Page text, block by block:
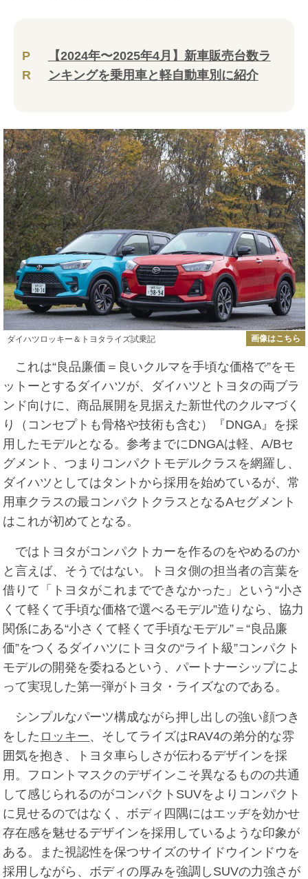
P
R
【2024年〜2025年4月】新車販売台数ラ
ンキングを乗用車と軽自動車別に紹介
ダイハツロッキー＆トヨタライズ試乗記 画像はこちら
これは“良品廉価＝良いクルマを手頃な価格で”をモ
ットーとするダイハツが、ダイハツとトヨタの両ブラ
ンド向けに、商品展開を見据えた新世代のクルマづく
り（コンセプトも骨格や技術も含む）『DNGA』を採
用したモデルとなる。参考までにDNGAは軽、A/Bセ
グメント、つまりコンパクトモデルクラスを網羅し、
ダイハツとしてはタントから採用を始めているが、常
用車クラスの最コンパクトクラスとなるAセグメント
はこれが初めてとなる。
ではトヨタがコンパクトカーを作るのをやめるのか
と言えば、そうではない。トヨタ側の担当者の言葉を
借りて「トヨタがこれまでできなかった」という“小さ
くて軽くて手頃な価格で選べるモデル”造りなら、協力
関係にある“小さくて軽くて手頃なモデル”＝“良品廉
価”をつくるダイハツにトヨタの“ライト級”コンパクト
モデルの開発を委ねるという、パートナーシップによ
って実現した第一弾がトヨタ・ライズなのである。
シンプルなパーツ構成ながら押し出しの強い顔つき
をした ロッキー、そしてライズはRAV4の弟分的な雰
囲気を抱き、トヨタ車らしさが伝わるデザインを採
用。フロントマスクのデザインこそ異なるものの共通
して感じられるのがコンパクトSUVをよりコンパクト
に見せるのではなく、ボディ四隅にはエッヂを効かせ
存在感を魅せるデザインを採用しているような印象が
ある。また視認性を保つサイズのサイドウインドウを
採用しながら、ボディの厚みを強調しSUVの力強さが